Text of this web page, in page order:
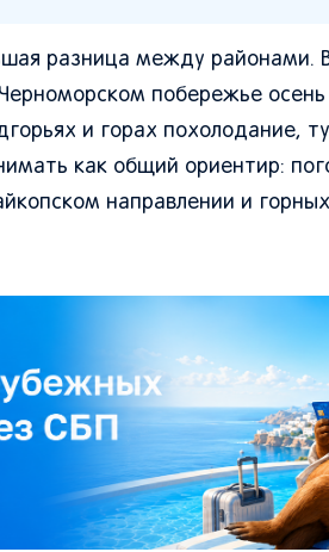
разница между районами.
побережье осень
и горах похолодание,
как общий ориентир:
направлении и